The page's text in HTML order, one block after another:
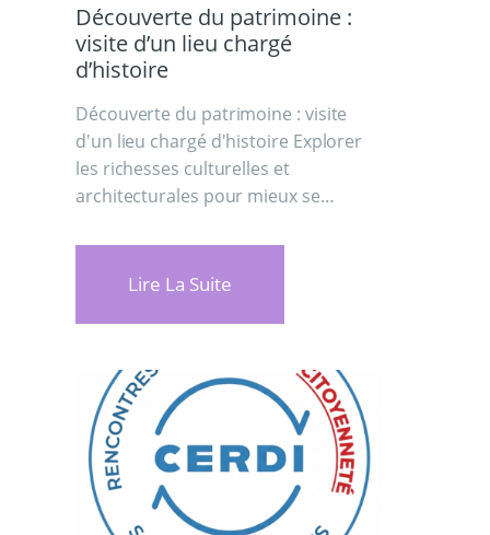
Découverte du patrimoine :
visite d’un lieu chargé
d’histoire
Découverte du patrimoine : visite
d'un lieu chargé d'histoire Explorer
les richesses culturelles et
architecturales pour mieux se…
Lire La Suite